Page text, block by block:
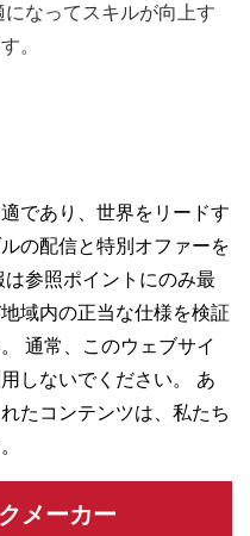
なってスキルが向上す
。
であり、世界をリードす
の配信と特別オファーを
参照ポイントにのみ最
域内の正当な仕様を検証
通常、このウェブサイ
しないでください。 あ
たコンテンツは、私たち
メーカー